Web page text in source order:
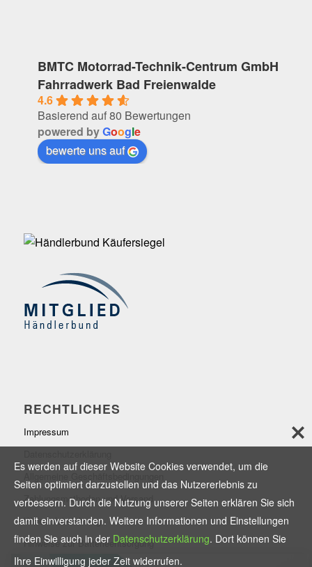
BMTC Motorrad-Technik-Centrum GmbH
Fahrradwerk Bad Freienwalde
4.6
Basierend auf 80 Bewertungen
powered byGoogle
bewerte uns auf
RECHTLICHES
Impressum
Zahlungsmethoden und Versand
Widerrufsbelehrung
Hinweise zur Batterieentsorgung
Es werden auf dieser Website Cookies verwendet, um die
Seiten optimiert darzustellen und das Nutzererlebnis zu
verbessern. Durch die Nutzung unserer Seiten erklären Sie sich
damit einverstanden. Weitere Informationen und Einstellungen
finden Sie auch in der Datenschutzerklärung. Dort können Sie
Ihre Einwilligung jeder Zeit widerrufen.